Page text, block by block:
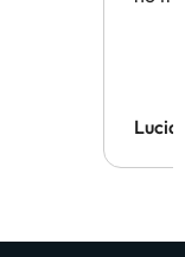
Lucia